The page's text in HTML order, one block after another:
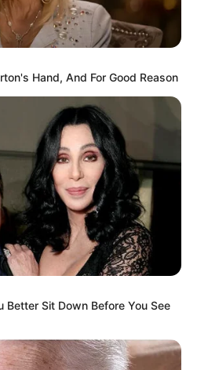
Hand, And For Good Reason
Better Sit Down Before You See